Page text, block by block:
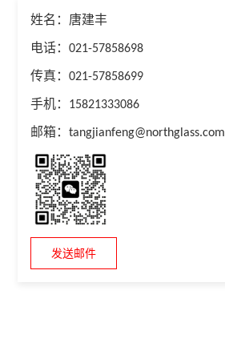
姓名：唐建丰
电话：021-57858698
传真：021-57858699
手机：15821333086
邮箱：tangjianfeng@northglass.com
发送邮件